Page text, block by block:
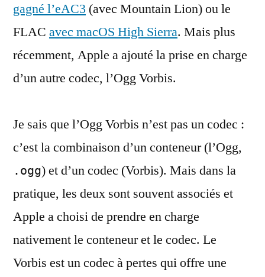
gagné l’eAC3 (avec Mountain Lion) ou le
FLAC avec macOS High Sierra. Mais plus
récemment, Apple a ajouté la prise en charge
d’un autre codec, l’Ogg Vorbis.
Je sais que l’Ogg Vorbis n’est pas un codec :
c’est la combinaison d’un conteneur (l’Ogg,
.ogg) et d’un codec (Vorbis). Mais dans la
pratique, les deux sont souvent associés et
Apple a choisi de prendre en charge
nativement le conteneur et le codec. Le
Vorbis est un codec à pertes qui offre une